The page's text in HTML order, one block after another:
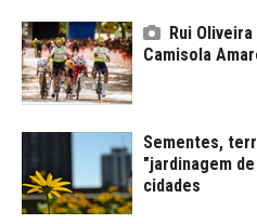
Rui
Camisola
Sementes,
"jardinagem
cidades